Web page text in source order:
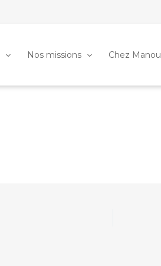
Nos missions Chez Manou